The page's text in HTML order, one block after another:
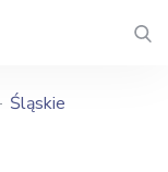
Śląskie